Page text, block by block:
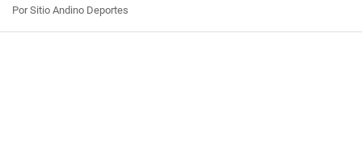
Por Sitio Andino Deportes